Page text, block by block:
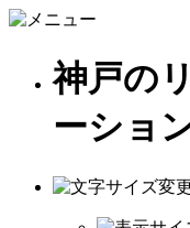
神戸の
ーショ